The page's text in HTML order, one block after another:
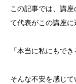
この記事では、講
て代表がこの講座に
「本当に私にもで
そんな不安を感じて